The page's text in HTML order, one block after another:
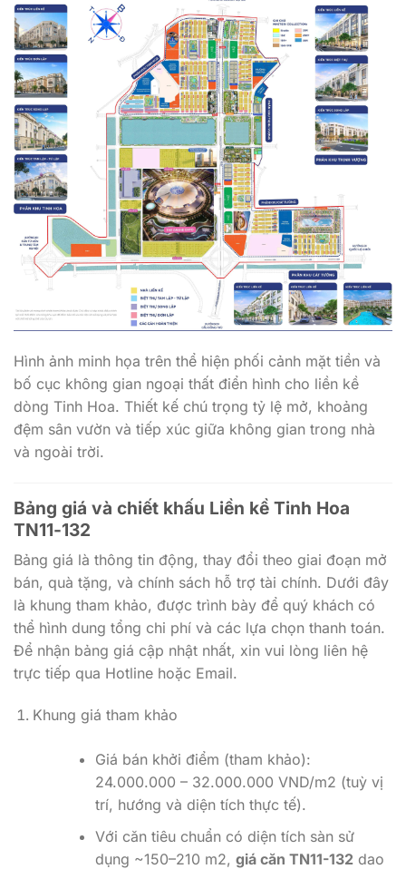
Hình ảnh minh họa trên thể hiện phối cảnh mặt tiền và
bố cục không gian ngoại thất điển hình cho liền kề
dòng Tinh Hoa. Thiết kế chú trọng tỷ lệ mở, khoảng
đệm sân vườn và tiếp xúc giữa không gian trong nhà
và ngoài trời.
Bảng giá và chiết khấu Liền kề Tinh Hoa
TN11-132
Bảng giá là thông tin động, thay đổi theo giai đoạn mở
bán, quà tặng, và chính sách hỗ trợ tài chính. Dưới đây
là khung tham khảo, được trình bày để quý khách có
thể hình dung tổng chi phí và các lựa chọn thanh toán.
Để nhận bảng giá cập nhật nhất, xin vui lòng liên hệ
trực tiếp qua Hotline hoặc Email.
Khung giá tham khảo
Giá bán khởi điểm (tham khảo):
24.000.000 – 32.000.000 VND/m2 (tuỳ vị
trí, hướng và diện tích thực tế).
Với căn tiêu chuẩn có diện tích sàn sử
dụng ~150–210 m2, giá căn TN11-132dao